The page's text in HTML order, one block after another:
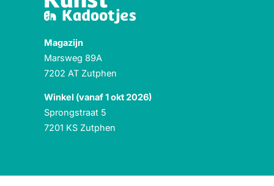
Magazijn
Marsweg 89A
7202 AT Zutphen
Winkel (vanaf 1 okt 2026)
Sprongstraat 5
7201 KS Zutphen